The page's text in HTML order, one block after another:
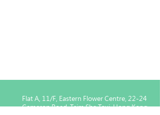
Flat A, 11/F, Eastern Flower Centre, 22-24
Cameron Road, Tsim Sha Tsui, Hong Kong